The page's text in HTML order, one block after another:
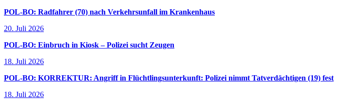
POL-BO: Radfahrer (70) nach Verkehrsunfall im Krankenhaus
20. Juli 2026
POL-BO: Einbruch in Kiosk – Polizei sucht Zeugen
18. Juli 2026
POL-BO: KORREKTUR: Angriff in Flüchtlingsunterkunft: Polizei nimmt Tatverdächtigen (19) fest
18. Juli 2026